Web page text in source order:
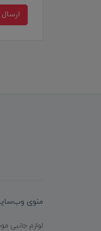
ارسال
منوی
لوازم جانبی